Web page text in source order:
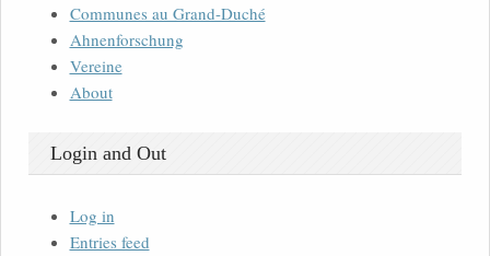
Communes au Grand-Duché
Ahnenforschung
Vereine
About
Login and Out
Log in
Entries feed